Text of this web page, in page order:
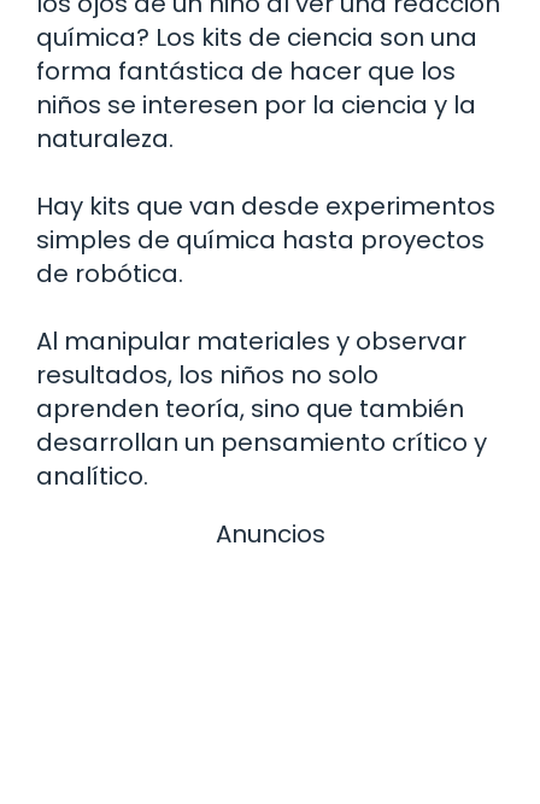
química? Los kits de ciencia son una
forma fantástica de hacer que los
niños se interesen por la ciencia y la
naturaleza.
Hay kits que van desde experimentos
simples de química hasta proyectos
de robótica.
Al manipular materiales y observar
resultados, los niños no solo
aprenden teoría, sino que también
desarrollan un pensamiento crítico y
analítico.
Anuncios